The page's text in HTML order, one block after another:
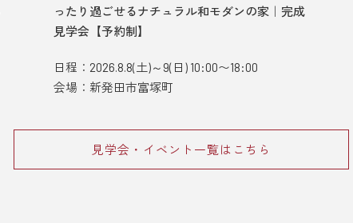
ったり過ごせるナチュラル和モダンの家｜完成
見学会【予約制】
日程：2026.8.8(土)～9(日) 10:00〜18:00
会場：新発田市富塚町
見学会・イベント一覧はこちら